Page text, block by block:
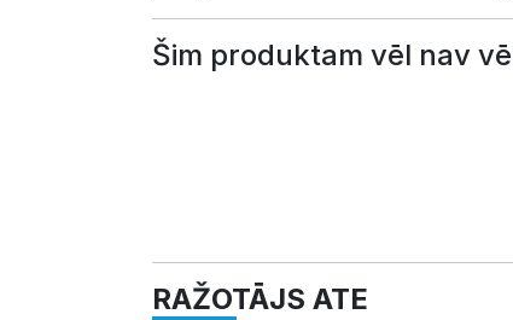
Šim produktam vēl nav
RAŽOTĀJS ATE